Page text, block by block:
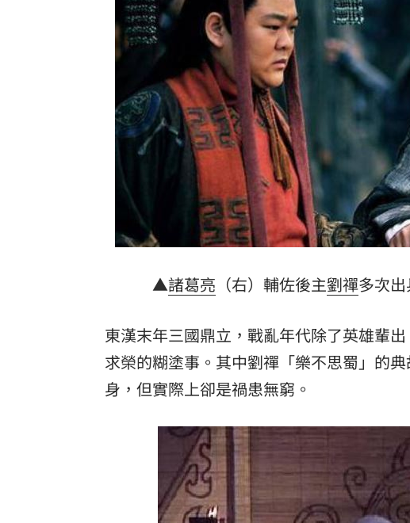
罕病博士彭士齊 輪椅上的生命覺醒！ 11:00
酷澎「爸氣父親節」國際官方品牌齊聚 11:00
▲諸葛亮 （右）輔佐後主劉禪多次
東漢末年三國鼎立，戰亂年代除了英雄輩
求榮的糊塗事。其中劉禪「樂不思蜀」的
身，但實際上卻是禍患無窮。